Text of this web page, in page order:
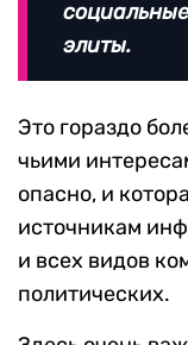
элиты.
Это гораздо
чьими
опасно, и
источникам
и всех видов
политических.